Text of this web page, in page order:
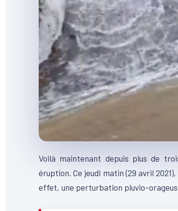
Voilà maintenant depuis plus de
éruption. Ce jeudi matin (29 avril
effet, une perturbation pluvio-